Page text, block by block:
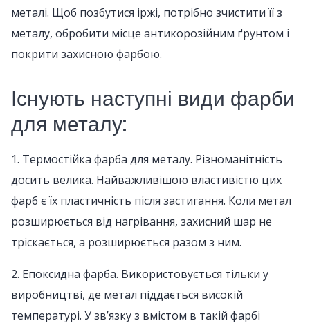
металі. Щоб позбутися іржі, потрібно зчистити її з
металу, обробити місце антикорозійним ґрунтом і
покрити захисною фарбою.
Існують наступні види фарби
для металу:
1. Термостійка фарба для металу. Різноманітність
досить велика. Найважливішою властивістю цих
фарб є їх пластичність після застигання. Коли метал
розширюється від нагрівання, захисний шар не
тріскається, а розширюється разом з ним.
2. Епоксидна фарба. Використовується тільки у
виробництві, де метал піддається високій
температурі. У зв’язку з вмістом в такій фарбі